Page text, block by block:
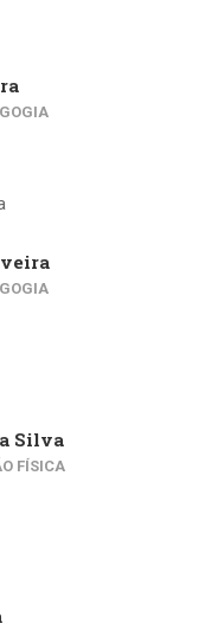
Silva
FÍSICA